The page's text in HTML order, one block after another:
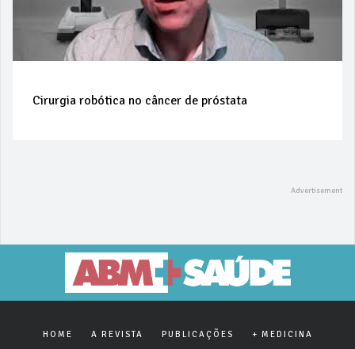
Cirurgia robótica no câncer de próstata
HOME A REVISTA PUBLICAÇÕES + MEDICINA